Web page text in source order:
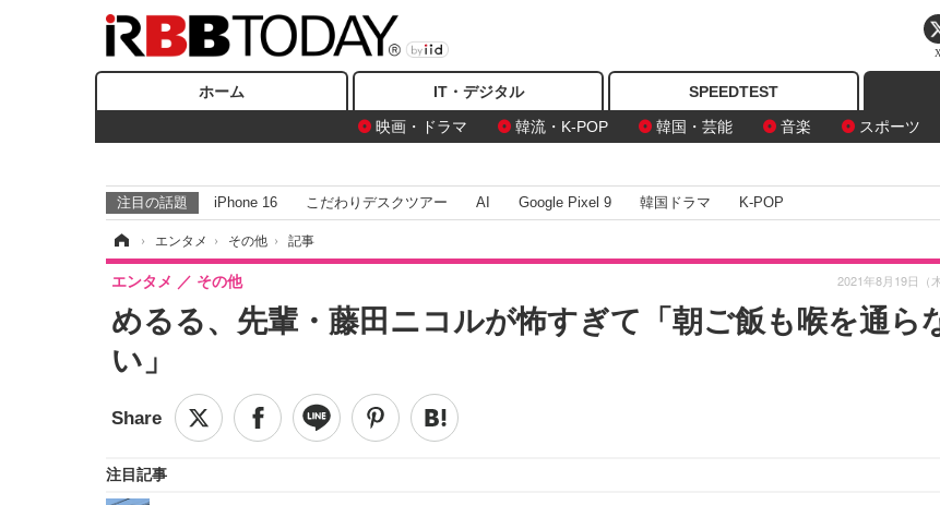
ホーム IT・デジタル SPEEDTEST
映画・ドラマ
韓流・K-POP 韓国・芸能 音楽 スポーツ
注目の話題 iPhone 16 こだわりデスクツアー AI Google Pixel 9 韓国ドラマ K-POP
› エンタメ › その他 › 記事
めるる、先輩・藤田ニコルが怖すぎて「朝ご飯も喉を通ら
い」
エンタメ その他 2021年8月19日（
注目記事
X